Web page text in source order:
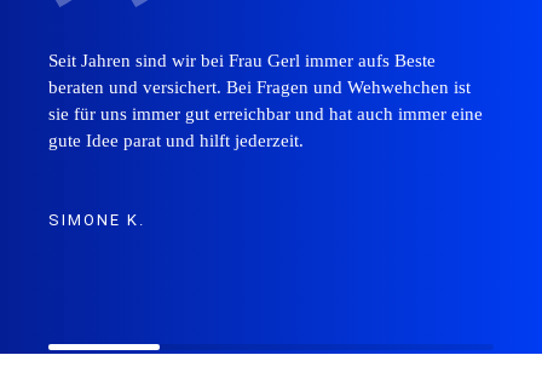
Seit Jahren sind wir bei Frau Gerl immer aufs Beste
beraten und versichert. Bei Fragen und Wehwehchen ist
sie für uns immer gut erreichbar und hat auch immer eine
gute Idee parat und hilft jederzeit.
SIMONE K.